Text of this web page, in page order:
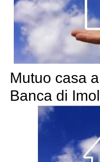
Mutuo casa
Banca di